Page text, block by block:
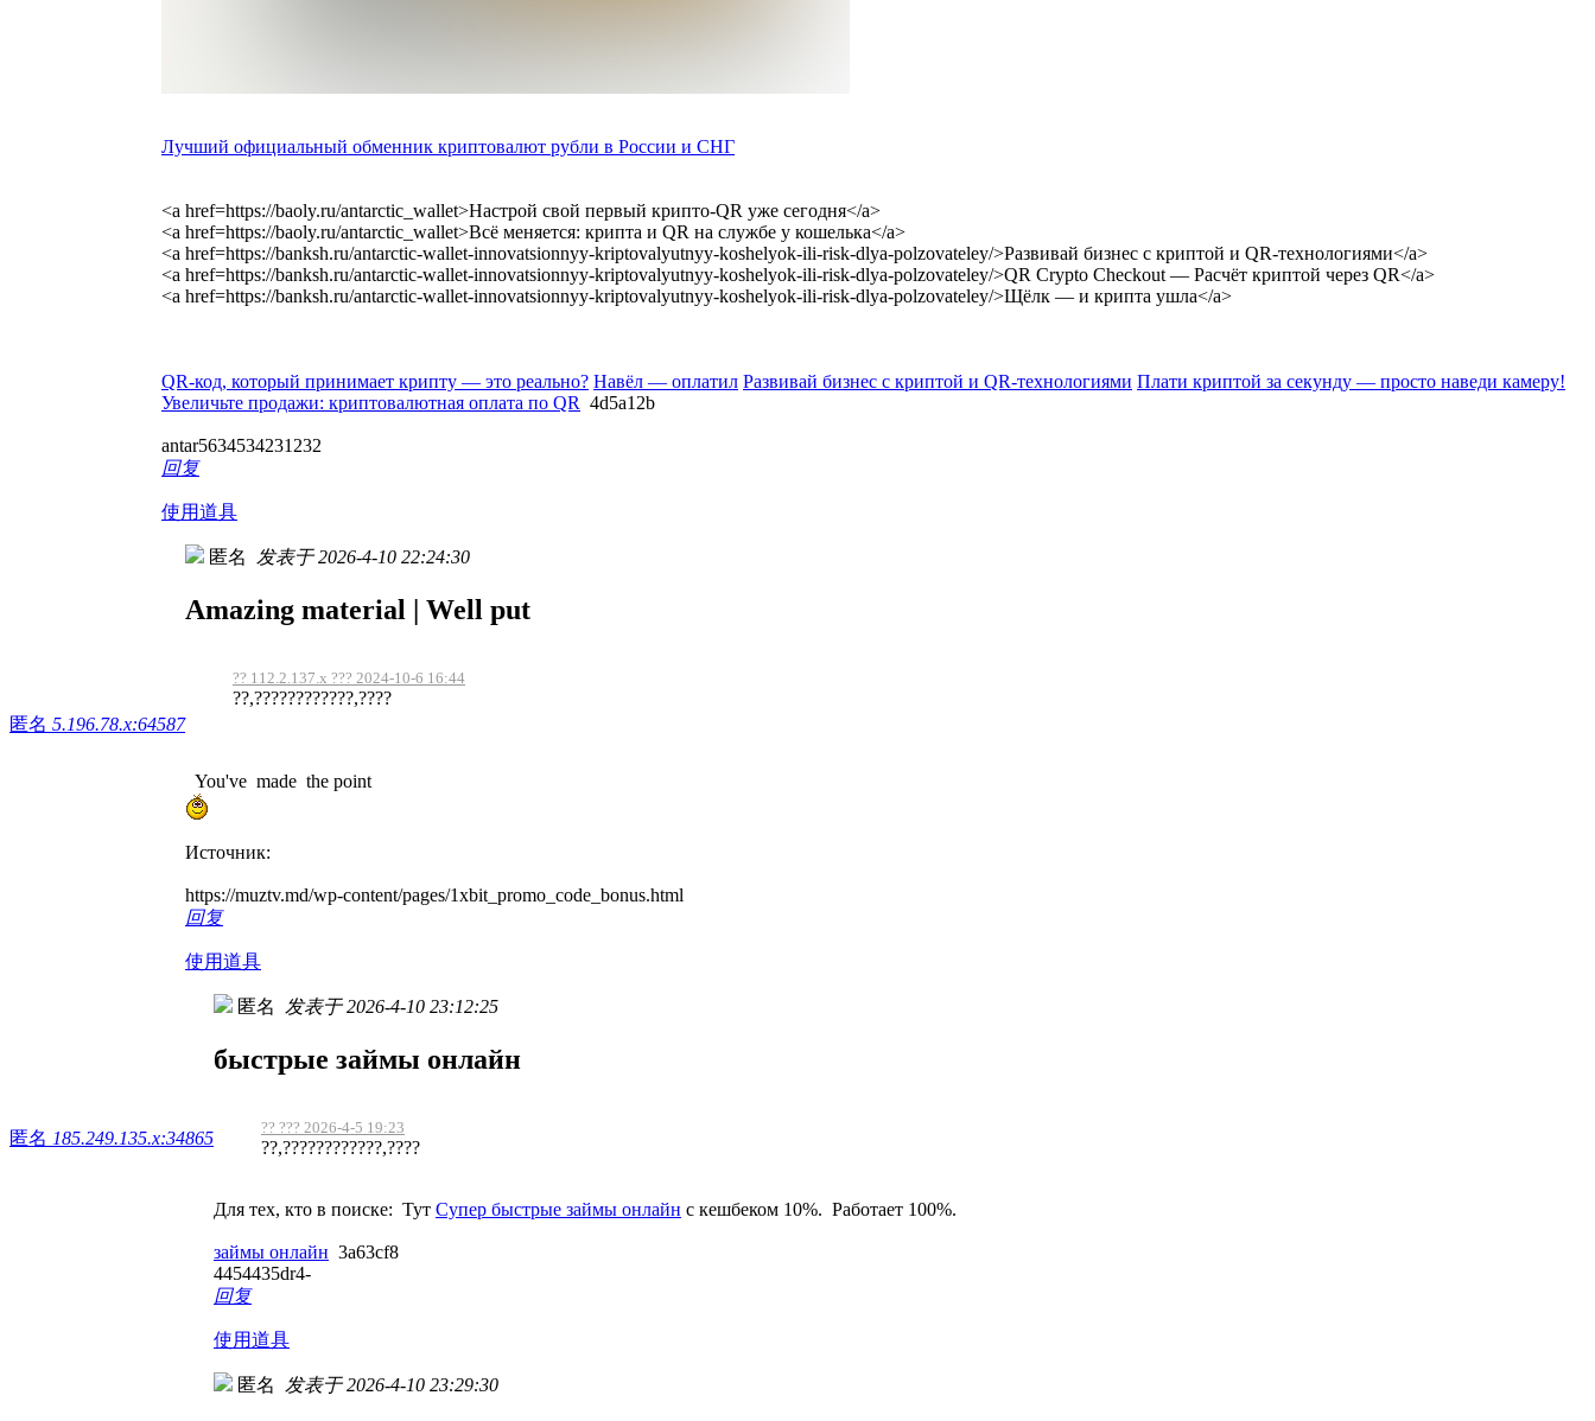
Лучший официальный обменник криптовалют рубли в России и СНГ
<a href=https://baoly.ru/antarctic_wallet>Настрой свой первый крипто-QR уже сегодня</a>
<a href=https://baoly.ru/antarctic_wallet>Всё меняется: крипта и QR на службе у кошелька</a>
<a href=https://banksh.ru/antarctic-wallet-innovatsionnyy-kriptovalyutnyy-koshelyok-ili-risk-dlya-polzovateley/>Развивай бизнес с криптой и QR-технологиями</a>
<a href=https://banksh.ru/antarctic-wallet-innovatsionnyy-kriptovalyutnyy-koshelyok-ili-risk-dlya-polzovateley/>QR Crypto Checkout — Расчёт криптой через QR</a>
<a href=https://banksh.ru/antarctic-wallet-innovatsionnyy-kriptovalyutnyy-koshelyok-ili-risk-dlya-polzovateley/>Щёлк — и крипта ушла</a>
QR-код, который принимает крипту — это реально? Навёл — оплатил Развивай бизнес с криптой и QR-технологиями Плати криптой за секунду — просто наведи камеру!
Увеличьте продажи: криптовалютная оплата по QR 4d5a12b
antar5634534231232
回复
使用道具
匿名 5.196.78.x:64587
匿名 发表于 2026-4-10 22:24:30
Amazing material | Well put
?? 112.2.137.x ??? 2024-10-6 16:44
??,????????????,????
You've made the point
Источник:
https://muztv.md/wp-content/pages/1xbit_promo_code_bonus.html
回复
使用道具
匿名 185.249.135.x:34865
匿名 发表于 2026-4-10 23:12:25
быстрые займы онлайн
?? ??? 2026-4-5 19:23
??,????????????,????
Для тех, кто в поиске: Тут Супер быстрые займы онлайн с кешбеком 10%. Работает 100%.
займы онлайн 3a63cf8
4454435dr4-
回复
使用道具
匿名 发表于 2026-4-10 23:29:30